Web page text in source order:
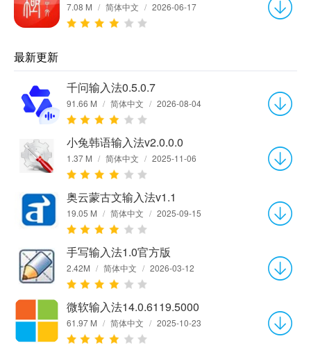
7.08 M / 简体中文 / 2026-06-17
最新更新
千问输入法0.5.0.7
91.66 M / 简体中文 / 2026-08-04
小兔韩语输入法v2.0.0.0
1.37 M / 简体中文 / 2025-11-06
奥云蒙古文输入法v1.1
19.05 M / 简体中文 / 2025-09-15
手写输入法1.0官方版
2.42M / 简体中文 / 2026-03-12
微软输入法14.0.6119.5000
61.97 M / 简体中文 / 2025-10-23